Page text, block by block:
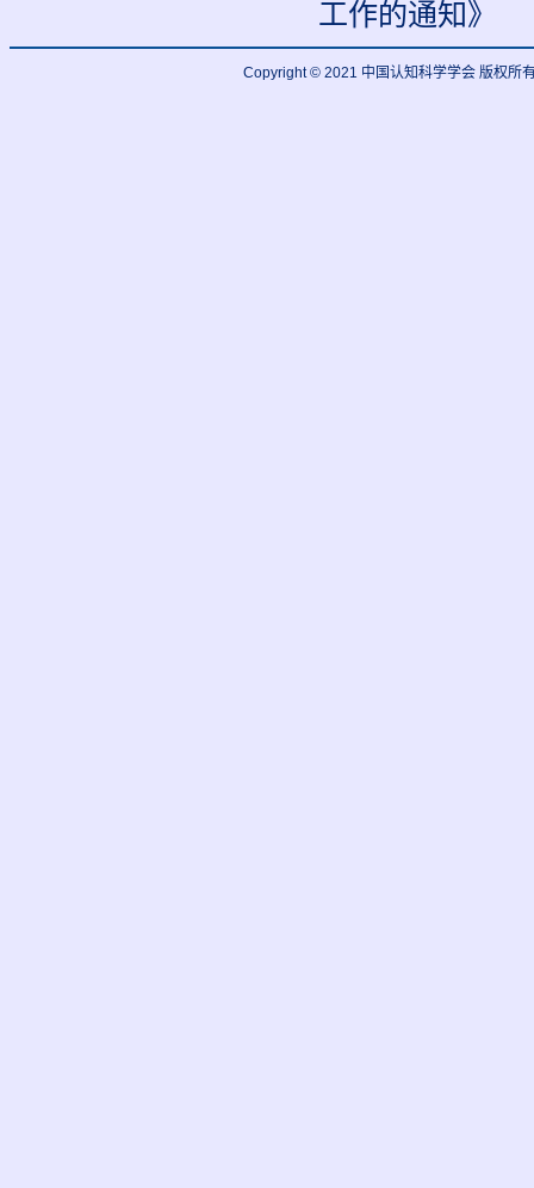
工作的通知》
Copyright © 2021 中国认知科学学会 版权所